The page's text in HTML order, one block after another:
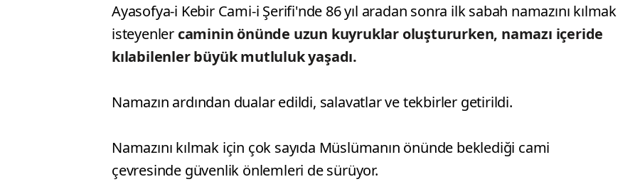
Ayasofya-i Kebir Cami-i Şerifi'nde 86 yıl aradan sonra ilk sabah namazını kılmak
isteyenler caminin önünde uzun kuyruklar oluştururken, namazı içeride
kılabilenler büyük mutluluk yaşadı.
Namazın ardından dualar edildi, salavatlar ve tekbirler getirildi.
Namazını kılmak için çok sayıda Müslümanın önünde beklediği cami
çevresinde güvenlik önlemleri de sürüyor.